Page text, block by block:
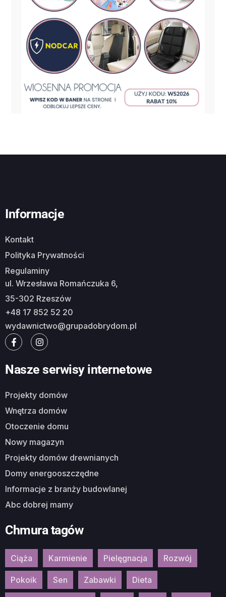
Informacje
Kontakt
Polityka Prywatności
Regulaminy
ul. Wrzesława Romańczuka 6,
35-302 Rzeszów
+48 17 852 52 20
wydawnictwo@grupadobrydom.pl
Nasze serwisy internetowe
Projekty domów
Wnętrza domów
Otoczenie domu
Nowy magazyn
Projekty domów drewnianych
Domy energooszczędne
Informacje z branży budowlanej
Abc dobrej mamy
Chmura tagów
Ciąża Karmienie Pielęgnacja Rozwój
Pokoik Sen Zabawki Dieta